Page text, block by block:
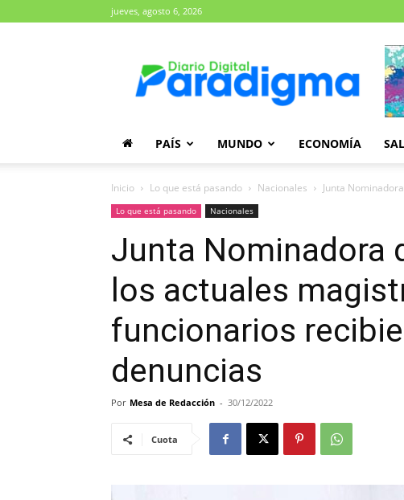
jueves, agosto 6, 2026
Paradigma
PAÍS MUNDO ECONOMÍA
Inicio Lo que está pasando Nacionales Junta
Lo que está pasando Nacionales
Junta Nominadora
los actuales
funcionarios
denuncias
Por Mesa de Redacción - 30/12/2022
Cuota